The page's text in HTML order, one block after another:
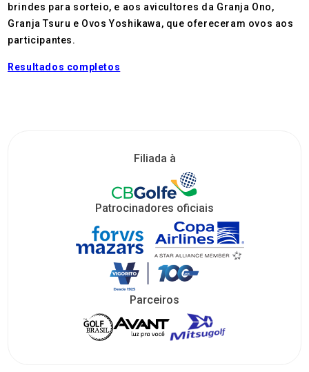
brindes para sorteio, e aos avicultores da Granja Ono,
Granja Tsuru e Ovos Yoshikawa, que ofereceram ovos aos
participantes.
Resultados completos
Filiada à
Patrocinadores oficiais
Parceiros